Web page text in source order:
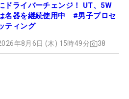
ドライバーチェンジ！ UT、5W
名器を継続使用中 #男子プロセ
ティング
年8月6日 (木) 15時49分 38